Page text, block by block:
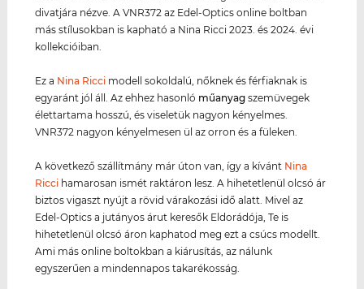
divatjára nézve. A VNR372 az Edel-Optics online boltban
más stílusokban is kapható a Nina Ricci 2023. és 2024. évi
kollekcióiban.
Ez a Nina Ricci modell sokoldalú, nőknek és férfiaknak is
egyaránt jól áll. Az ehhez hasonló műanyag szemüvegek
élettartama hosszú, és viseletük nagyon kényelmes.
VNR372 nagyon kényelmesen ül az orron és a füleken.
A következő szállítmány már úton van, így a kívánt Nina
Ricci hamarosan ismét raktáron lesz. A hihetetlenül olcsó ár
biztos vigaszt nyújt a rövid várakozási idő alatt. Mivel az
Edel-Optics a jutányos árut keresők Eldorádója, Te is
hihetetlenül olcsó áron kaphatod meg ezt a csúcs modellt.
Ami más online boltokban a kiárusítás, az nálunk
egyszerűen a mindennapos takarékosság.